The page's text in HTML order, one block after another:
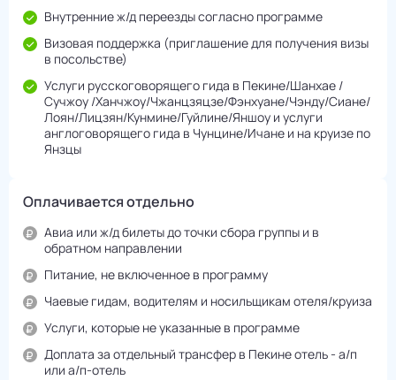
Внутренние ж/д переезды согласно программе
Визовая поддержка (приглашение для получения визы
в посольстве)
Услуги русскоговорящего гида в Пекине/Шанхае /
Сучжоу /Ханчжоу/Чжанцзяцзе/Фэнхуане/Чэнду/Cиане/
Лоян/Лицзян/Кунмине/Гуйлине/Яншоу и услуги
англоговорящего гида в Чунцине/Ичане и на круизе по
Янзцы
Оплачивается отдельно
Авиа или ж/д билеты до точки сбора группы и в
обратном направлении
Питание, не включенное в программу
Чаевые гидам, водителям и носильщикам отеля/круиза
Услуги, которые не указанные в программе
Доплата за отдельный трансфер в Пекине отель - а/п
или а/п-отель